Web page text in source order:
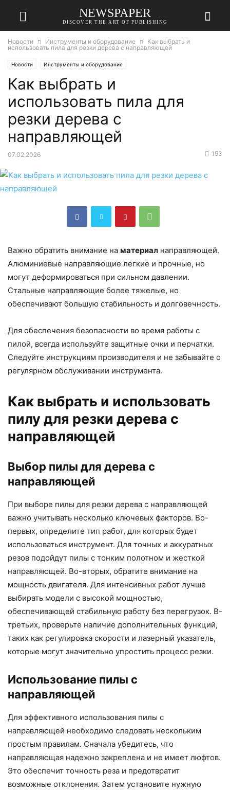
NEWSPAPER
DISCOVER THE ART OF PUBLISHING
Новости Инструменты и оборудование
Как выбрать и
использовать пила для резки дерева с направляющей
Новости Инструменты и оборудование
Как выбрать и
использовать пила для
резки дерева с
направляющей
07.02.2026 153
Важно обратить внимание на материал направляющей.
Алюминиевые направляющие легкие и прочные, но
могут деформироваться при сильном давлении.
Стальные направляющие более тяжелые, но
обеспечивают большую стабильность и долговечность.
Для обеспечения безопасности во время работы с
пилой, всегда используйте защитные очки и перчатки.
Следуйте инструкциям производителя и не забывайте о
регулярном обслуживании инструмента.
Как выбрать и использовать
пилу для резки дерева с
направляющей
Выбор пилы для дерева с
направляющей
При выборе пилы для резки дерева с направляющей
важно учитывать несколько ключевых факторов. Во-
первых, определите тип работ, для которых будет
использоваться инструмент. Для точных и аккуратных
резов подойдут пилы с тонким полотном и жесткой
направляющей. Во-вторых, обратите внимание на
мощность двигателя. Для интенсивных работ лучше
выбирать модели с высокой мощностью,
обеспечивающей стабильную работу без перегрузок. В-
третьих, проверьте наличие дополнительных функций,
таких как регулировка скорости и лазерный указатель,
которые могут значительно упростить процесс резки.
Использование пилы с
направляющей
Для эффективного использования пилы с
направляющей необходимо следовать нескольким
простым правилам. Сначала убедитесь, что
направляющая надежно закреплена и не имеет люфтов.
Это обеспечит точность реза и предотвратит
возможные отклонения. Затем установите нужную